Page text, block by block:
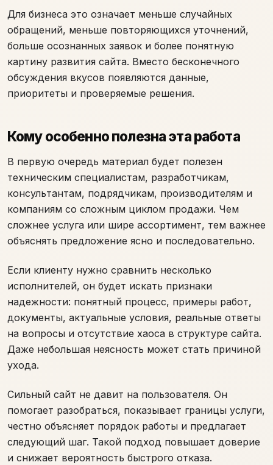
Для бизнеса это означает меньше случайных
обращений, меньше повторяющихся уточнений,
больше осознанных заявок и более понятную
картину развития сайта. Вместо бесконечного
обсуждения вкусов появляются данные,
приоритеты и проверяемые решения.
Кому особенно полезна эта работа
В первую очередь материал будет полезен
техническим специалистам, разработчикам,
консультантам, подрядчикам, производителям и
компаниям со сложным циклом продажи. Чем
сложнее услуга или шире ассортимент, тем важнее
объяснять предложение ясно и последовательно.
Если клиенту нужно сравнить несколько
исполнителей, он будет искать признаки
надежности: понятный процесс, примеры работ,
документы, актуальные условия, реальные ответы
на вопросы и отсутствие хаоса в структуре сайта.
Даже небольшая неясность может стать причиной
ухода.
Сильный сайт не давит на пользователя. Он
помогает разобраться, показывает границы услуги,
честно объясняет порядок работы и предлагает
следующий шаг. Такой подход повышает доверие
и снижает вероятность быстрого отказа.